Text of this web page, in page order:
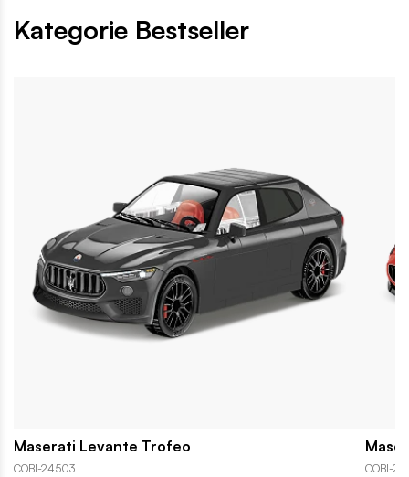
Kategorie Bestseller
Maserati Levante Trofeo
COBI-24503 COBI-